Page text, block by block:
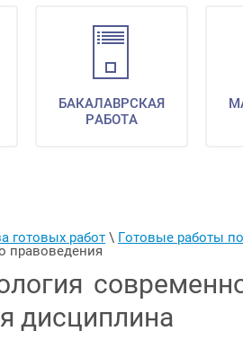
БАКАЛАВРСКАЯ
РАБОТА
готовых работ \ Готовые работы
правоведения
дисциплина